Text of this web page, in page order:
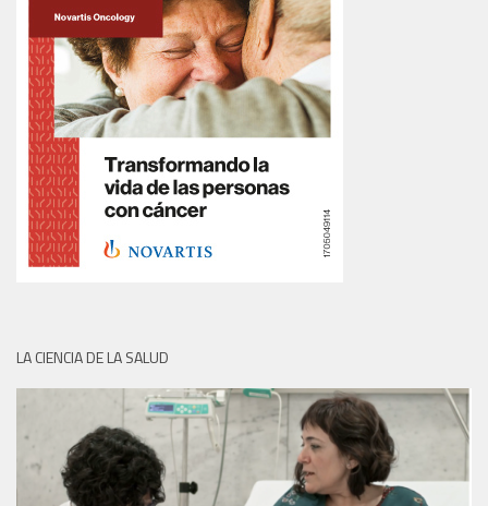
LA CIENCIA DE LA SALUD